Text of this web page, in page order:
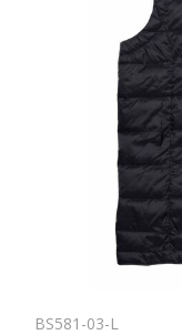
BS581-03-L